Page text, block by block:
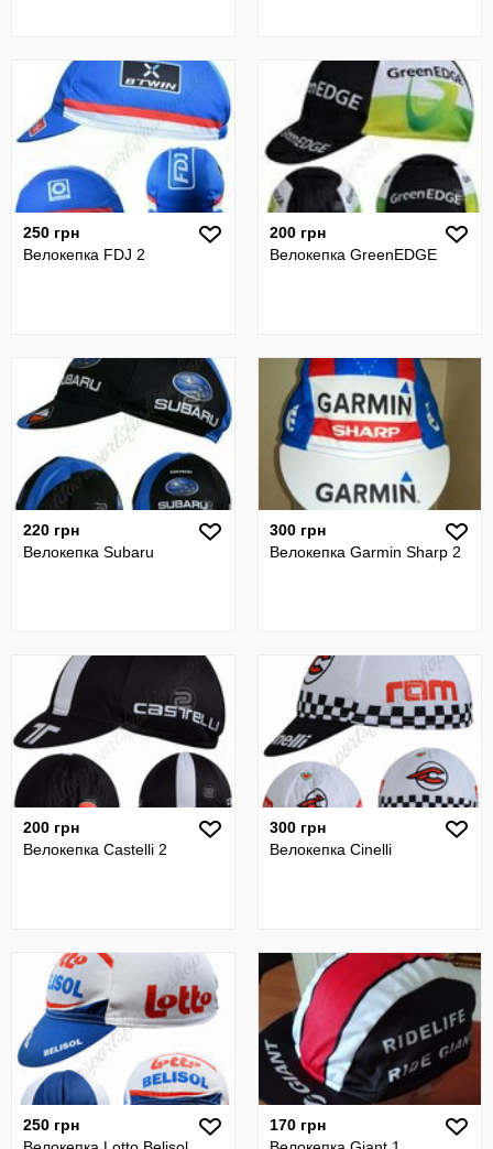
250 грн
Велокепка FDJ 2
200 грн
Велокепка GreenEDGE
220 грн
Велокепка Subaru
300 грн
Велокепка Garmin Sharp 2
200 грн
Велокепка Castelli 2
300 грн
Велокепка Cinelli
250 грн
170 грн